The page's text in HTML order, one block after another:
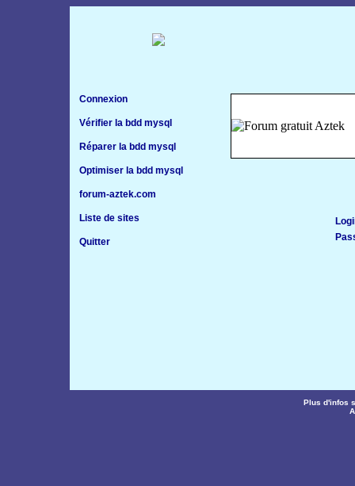
Connexion
Vérifier la bdd mysql
Réparer la bdd mysql
Optimiser la bdd mysql
forum-aztek.com
Liste de sites
Quitter
Plus d'infos